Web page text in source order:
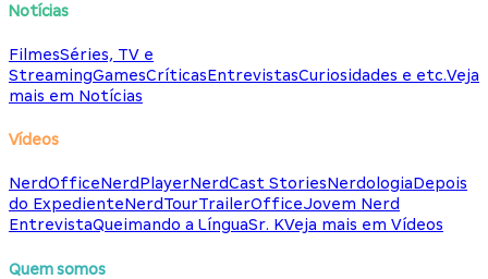
Notícias
FilmesSéries, TV e
StreamingGamesCríticasEntrevistasCuriosidades e etc.Veja
mais em Notícias
Vídeos
NerdOfficeNerdPlayerNerdCast StoriesNerdologiaDepois
do ExpedienteNerdTourTrailerOfficeJovem Nerd
EntrevistaQueimando a LínguaSr. KVeja mais em Vídeos
Quem somos